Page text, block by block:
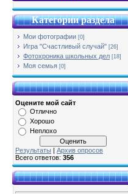
Категории раздела
Мои фотографии [0]
Игра "Счастливый случай" [26]
Фотохроника школьных дел [18]
Моя семья [0]
Оцените мой сайт
Отлично
Хорошо
Неплохо
Результаты | Архив опросов
Всего ответов: 356